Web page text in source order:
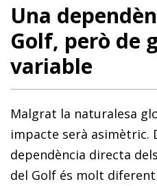
Una
Golf, però de
variable
Malgrat la naturalesa
impacte serà asimètric.
dependència directa
del Golf és molt